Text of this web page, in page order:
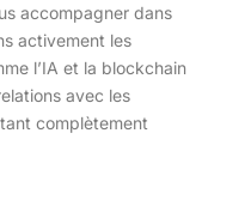
accompagner dans
activement les
l’IA et la blockchain
avec les
complètement